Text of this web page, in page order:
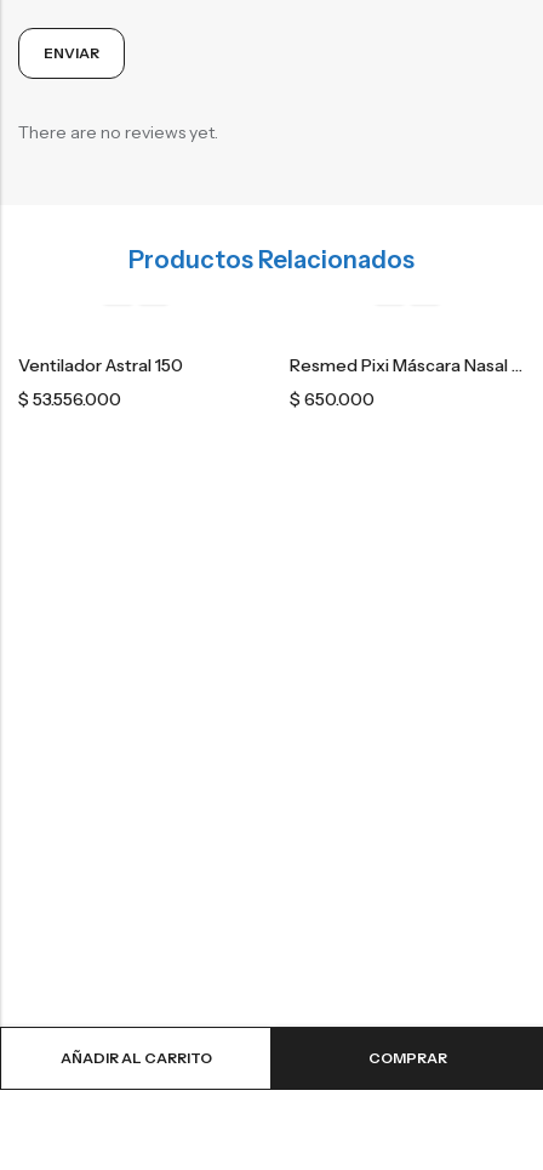
AÑADIR AL CARRITO COMPRAR
There are no reviews yet.
Productos Relacionados
Ventilador Astral 150
$ 53.556.000
Resmed Pixi Máscara Nasal Pediátrica
$ 650.000